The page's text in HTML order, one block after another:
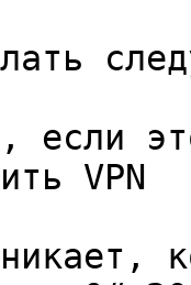
если
VPN